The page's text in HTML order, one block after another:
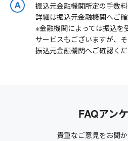
振込元金融機関所定の手数料
詳細は振込元金融機関へご確
※金融機関によっては振込を
サービスもございますが、
振込元金融機関へご確認くだ
FAQアン
貴重なご意見をお聞か